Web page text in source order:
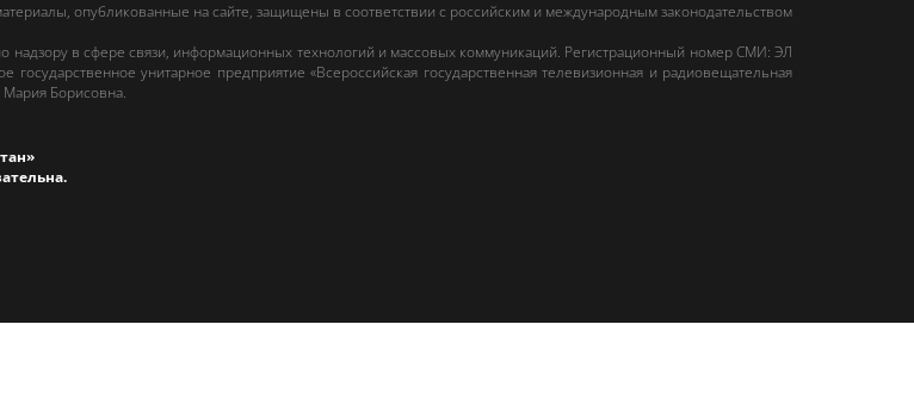
опубликованные на сайте, защищены в соответствии с российским и международным законодательством
надзору в сфере связи, информационных технологий и массовых коммуникаций. Регистрационный номер СМИ: ЭЛ
государственное унитарное предприятие «Всероссийская государственная телевизионная и радиовещательная
Мария Борисовна.